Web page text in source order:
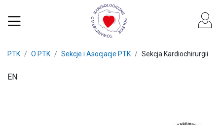
PTK O PTK Sekcje i Asocjacje PTK Sekcja Kardiochirurgii
EN